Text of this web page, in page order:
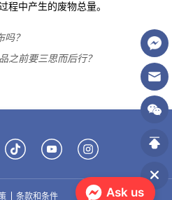
吗？
之前要三思而后行？
条款和条件 Ask us